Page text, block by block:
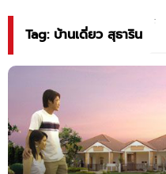
Tag: บ้านเดี่ยว สุธาริน